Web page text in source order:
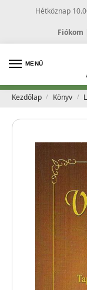
Hétköznap
Fiókom
MENÜ
Kezdőlap / Könyv /